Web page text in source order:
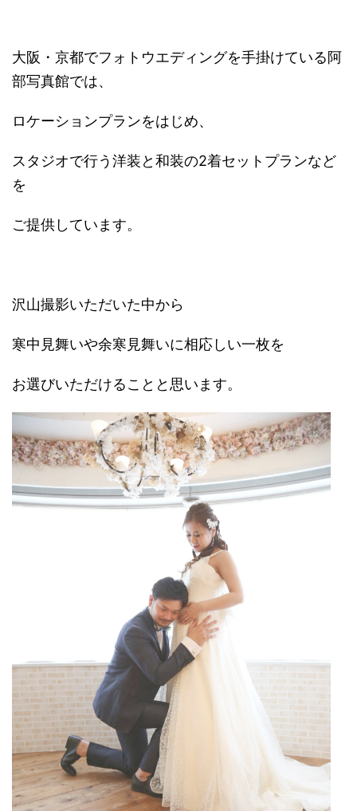
大阪・京都でフォトウエディングを手掛けている阿
部写真館では、
ロケーションプランをはじめ、
スタジオで行う洋装と和装の2着セットプランなど
を
ご提供しています。
沢山撮影いただいた中から
寒中見舞いや余寒見舞いに相応しい一枚を
お選びいただけることと思います。